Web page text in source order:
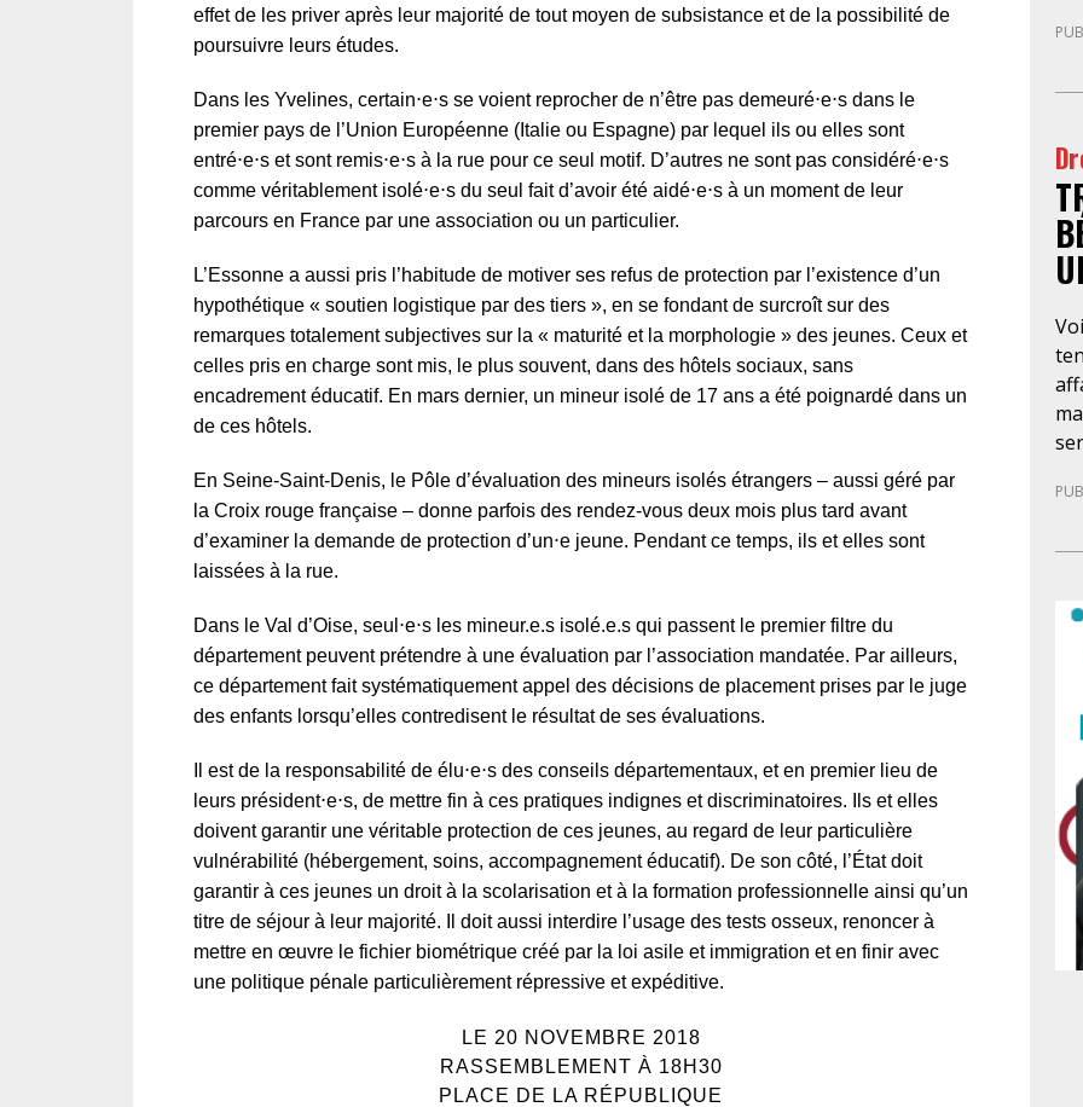
effet de les priver après leur majorité de tout moyen de subsistance et de la possibilité de
poursuivre leurs études.
Dans les Yvelines, certain⋅e⋅s se voient reprocher de n’être pas demeuré⋅e⋅s dans le
premier pays de l’Union Européenne (Italie ou Espagne) par lequel ils ou elles sont
entré⋅e⋅s et sont remis⋅e⋅s à la rue pour ce seul motif. D’autres ne sont pas considéré⋅e⋅s
comme véritablement isolé⋅e⋅s du seul fait d’avoir été aidé⋅e⋅s à un moment de leur
parcours en France par une association ou un particulier.
L’Essonne a aussi pris l’habitude de motiver ses refus de protection par l’existence d’un
hypothétique « soutien logistique par des tiers », en se fondant de surcroît sur des
remarques totalement subjectives sur la « maturité et la morphologie » des jeunes. Ceux et
celles pris en charge sont mis, le plus souvent, dans des hôtels sociaux, sans
encadrement éducatif. En mars dernier, un mineur isolé de 17 ans a été poignardé dans un
de ces hôtels.
En Seine-Saint-Denis, le Pôle d’évaluation des mineurs isolés étrangers – aussi géré par
la Croix rouge française – donne parfois des rendez-vous deux mois plus tard avant
d’examiner la demande de protection d’un⋅e jeune. Pendant ce temps, ils et elles sont
laissées à la rue.
Dans le Val d’Oise, seul⋅e⋅s les mineur.e.s isolé.e.s qui passent le premier filtre du
département peuvent prétendre à une évaluation par l’association mandatée. Par ailleurs,
ce département fait systématiquement appel des décisions de placement prises par le juge
des enfants lorsqu’elles contredisent le résultat de ses évaluations.
Il est de la responsabilité de élu⋅e⋅s des conseils départementaux, et en premier lieu de
leurs président⋅e⋅s, de mettre fin à ces pratiques indignes et discriminatoires. Ils et elles
doivent garantir une véritable protection de ces jeunes, au regard de leur particulière
vulnérabilité (hébergement, soins, accompagnement éducatif). De son côté, l’État doit
garantir à ces jeunes un droit à la scolarisation et à la formation professionnelle ainsi qu’un
titre de séjour à leur majorité. Il doit aussi interdire l’usage des tests osseux, renoncer à
mettre en œuvre le fichier biométrique créé par la loi asile et immigration et en finir avec
une politique pénale particulièrement répressive et expéditive.
LE 20 NOVEMBRE 2018
RASSEMBLEMENT À 18H30
PLACE DE LA RÉPUBLIQUE
le
et